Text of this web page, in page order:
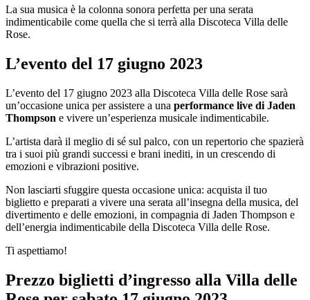
La sua musica è la colonna sonora perfetta per una serata
indimenticabile come quella che si terrà alla Discoteca Villa delle
Rose.
L’evento del 17 giugno 2023
L’evento del 17 giugno 2023 alla Discoteca Villa delle Rose sarà
un’occasione unica per assistere a una performance live di Jaden
Thompson e vivere un’esperienza musicale indimenticabile.
L’artista darà il meglio di sé sul palco, con un repertorio che spazierà
tra i suoi più grandi successi e brani inediti, in un crescendo di
emozioni e vibrazioni positive.
Non lasciarti sfuggire questa occasione unica: acquista il tuo
biglietto e preparati a vivere una serata all’insegna della musica, del
divertimento e delle emozioni, in compagnia di Jaden Thompson e
dell’energia indimenticabile della Discoteca Villa delle Rose.
Ti aspettiamo!
Prezzo biglietti d’ingresso alla Villa delle